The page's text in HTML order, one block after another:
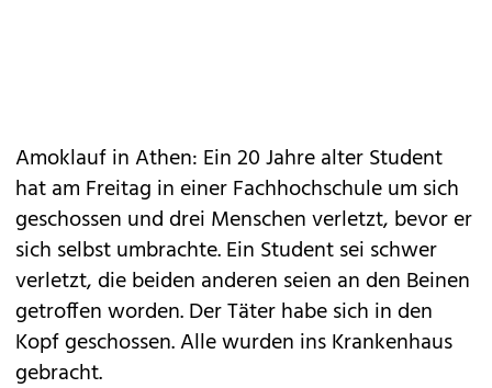
Amoklauf in Athen: Ein 20 Jahre alter Student
hat am Freitag in einer Fachhochschule um sich
geschossen und drei Menschen verletzt, bevor er
sich selbst umbrachte. Ein Student sei schwer
verletzt, die beiden anderen seien an den Beinen
getroffen worden. Der Täter habe sich in den
Kopf geschossen. Alle wurden ins Krankenhaus
gebracht.